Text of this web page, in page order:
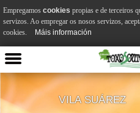
VILA SUÁREZ
Empregamos cookies propias e de terceiros
servizos. Ao empregar os nosos servizos,
cookies.
Máis información